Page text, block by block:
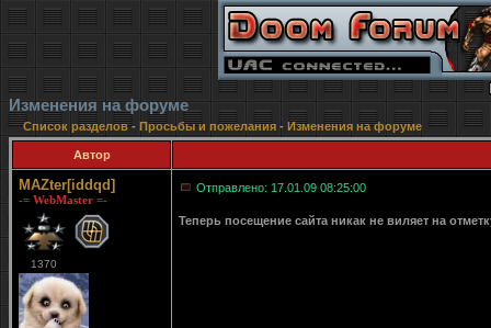
Изменения на форуме
Список разделов- Просьбы и пожелания - Изменения на форуме
Автор
MAZter[iddqd]
-= WebMaster =-
1370
Отправлено: 17.01.09 08:25:00
Теперь посещение сайта никак не виляет на